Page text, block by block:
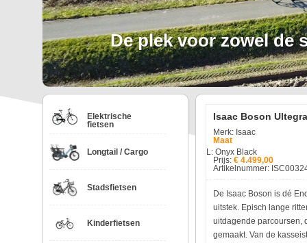
De plek voor zowel de
Elektrische
fietsen
Longtail / Cargo
Stadsfietsen
Kinderfietsen
Isaac Boson
Merk: Isaac
Maat
L: Onyx Black
Prijs: € 4.499,00
Artikelnummer:
De Isaac Boson is dé
uitstek. Episch lange
uitdagende parcoursen,
gemaakt. Van de